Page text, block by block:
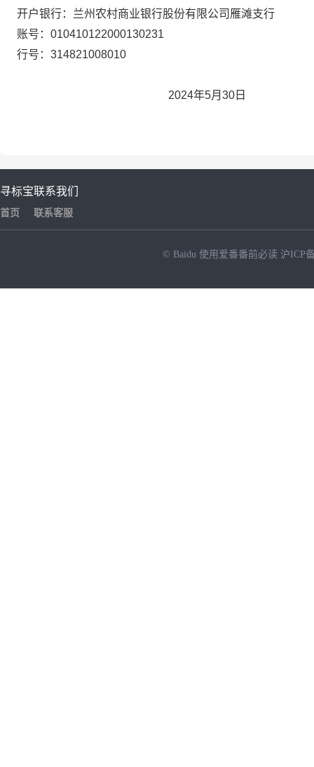
开户银行：兰州农村商业银行股份有限公司雁滩支行
账号： 010410122000130231
行号： 314821008010
2024年5月 30 日
寻标宝
首页
联系我们
联系客服
© Baidu 使用爱番番前必读 沪ICP